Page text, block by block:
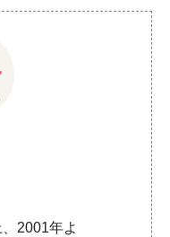
2001年よ